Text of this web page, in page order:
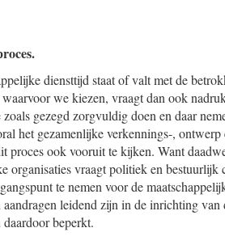
diensttijd staat of valt met de
waarvoor we kiezen, vraagt dan ook
gezegd zorgvuldig doen en daar
het gezamenlijke verkennings-,
proces ook vooruit te kijken. Want
organisaties vraagt politiek en
te nemen voor de
leidend zijn in de inrichting
beperkt.